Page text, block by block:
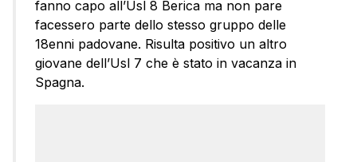
fanno capo all’Usl 8 Berica ma non pare
facessero parte dello stesso gruppo delle
18enni padovane. Risulta positivo un altro
giovane dell’Usl 7 che è stato in vacanza in
Spagna.